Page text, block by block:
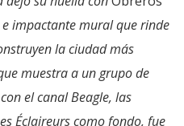
impactante mural que rinde
la ciudad más
muestra a un grupo de
el canal Beagle, las
Éclaireurs como fondo, fue